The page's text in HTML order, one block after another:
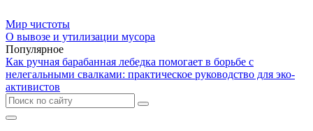
Мир чистоты
О вывозе и утилизации мусора
Популярное
Как ручная барабанная лебедка помогает в борьбе с
нелегальными свалками: практическое руководство для эко-
активистов